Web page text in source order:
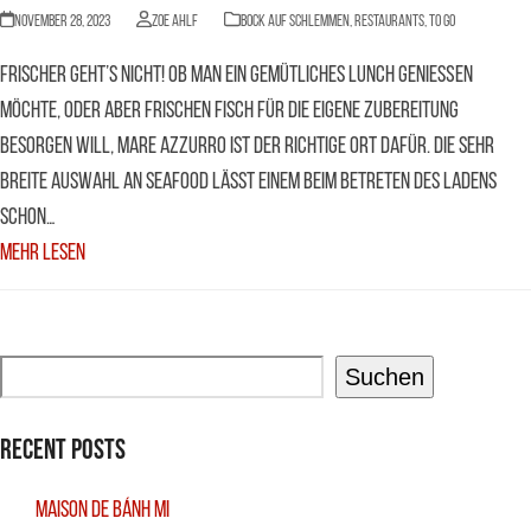
November 28, 2023 Zoe Ahlf BOCK AUF SCHLEMMEN, Restaurants,to go
Frischer geht’s nicht! Ob man ein gemütliches Lunch genießen
möchte, oder aber frischen Fisch für die eigene Zubereitung
besorgen will, Mare Azzurro ist der richtige Ort dafür. Die sehr
breite Auswahl an Seafood lässt einem beim Betreten des Ladens
schon…
Mehr Lesen
Suchen
Recent Posts
Maison De Bánh Mi